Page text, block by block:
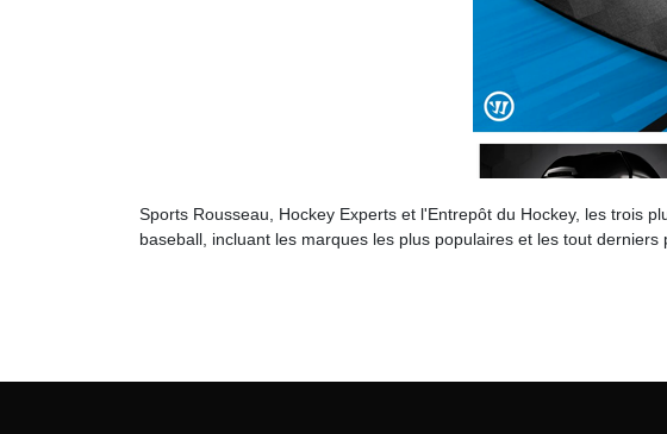
Sports Rousseau, Hockey Experts et l'Entrepôt du Hockey, les trois
baseball, incluant les marques les plus populaires et les tout